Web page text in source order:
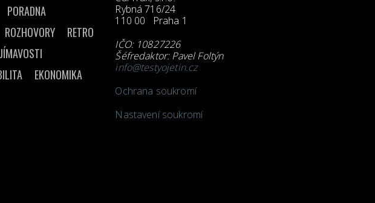
PORADNA
ROZHOVORY
RETRO
EKONOMIKA
Rybná 716/24
110 00 Praha 1
IČO: 10827226
Šéfredaktor: Pavel Foltýn
info@testyojetin.cz
Ochrana soukromí
Nastavení soukromí